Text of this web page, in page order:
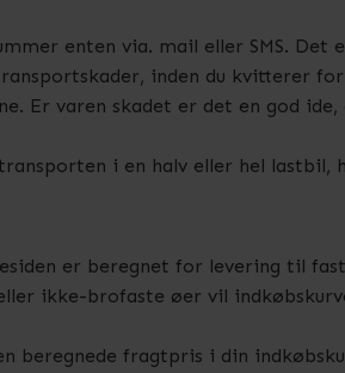
enten via. mail eller SMS.
inden du kvitterer
Er varen skadet er det en god
i en halv eller hel lastbil,
er beregnet for levering til
ikke-brofaste øer vil
beregnede fragtpris i din